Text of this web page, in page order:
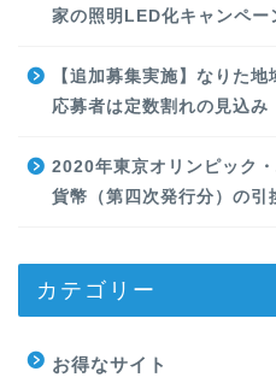
家の照明LED化キャンペ
【追加募集実施】なりた
応募者は定数割れの見込み
2020年東京オリンピック
貨幣（第四次発行分）の引
カテゴリー
お得なサイト